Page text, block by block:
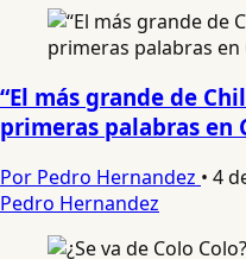
“El más grande de
primeras palabras en
Por Pedro Hernandez • 4
Pedro Hernandez